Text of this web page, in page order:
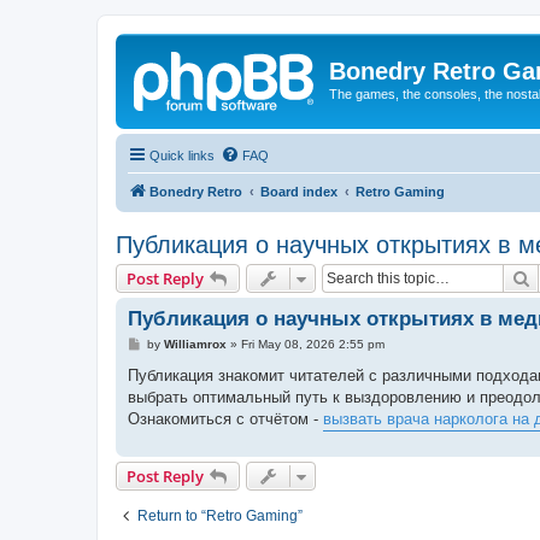
Bonedry Retro
The games, the consoles, the
Quick links FAQ
Bonedry Retro Board index Retro Gaming
Публикация о научных открытиях в
Post Reply
Публикация о научных открытиях в
P
s
t
by Williamrox » Fri May 08, 2026 2:55 pm
Публикация знакомит читателей с различными
выбрать оптимальный путь к выздоровлению и
Ознакомиться с отчётом - вызвать врача нарколога на
Post Reply
Return to “Retro Gaming”